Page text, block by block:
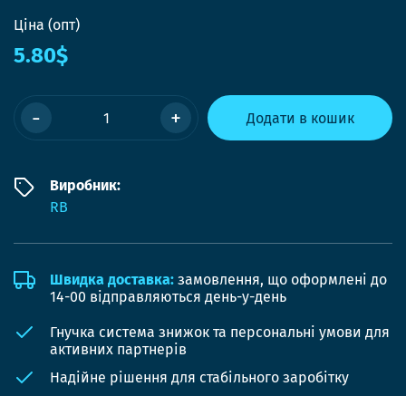
Ціна (опт)
5.80$
- + Додати в кошик
Виробник:
RB
Швидка доставка: замовлення, що оформлені до
14-00 відправляються день-у-день
Гнучка система знижок та персональні умови для
активних партнерів
Надійне рішення для стабільного заробітку